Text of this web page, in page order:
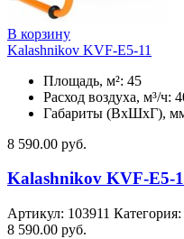
В корзину
Kalashnikov KVF-E5-11
Площадь, м²: 45
Расход воздуха, м³/ч:
Габариты (ВхШхГ),
8 590.00 руб.
Kalashnikov KVF-E5-
Артикул: 103911 Категория:
8 590.00 руб.